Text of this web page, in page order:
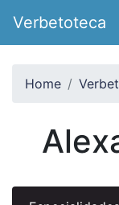
Verbetoteca
Home